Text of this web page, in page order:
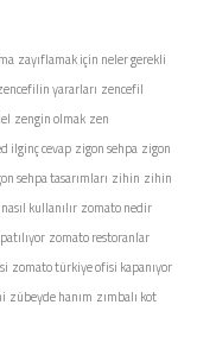
zayıflamak için neler gerekli
yararları zencefil
zengin olmak zen
ilginç cevap zigon sehpa zigon
sehpa tasarımları zihin zihin
kullanılır zomato nedir
zomato restoranlar
zomato türkiye ofisi kapanıyor
zübeyde hanım zımbalı kot